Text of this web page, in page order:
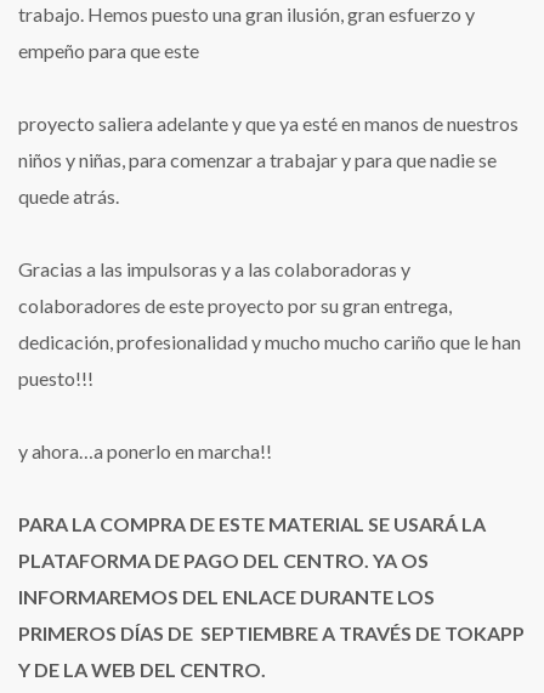
trabajo. Hemos puesto una gran ilusión, gran esfuerzo y
empeño para que este
proyecto saliera adelante y que ya esté en manos de nuestros
niños y niñas, para comenzar a trabajar y para que nadie se
quede atrás.
Gracias a las impulsoras y a las colaboradoras y
colaboradores de este proyecto por su gran entrega,
dedicación, profesionalidad y mucho mucho cariño que le han
puesto!!!
y ahora…a ponerlo en marcha!!
PARA LA COMPRA DE ESTE MATERIAL SE USARÁ LA
PLATAFORMA DE PAGO DEL CENTRO. YA OS
INFORMAREMOS DEL ENLACE DURANTE LOS
PRIMEROS DÍAS DE SEPTIEMBRE A TRAVÉS DE TOKAPP
Y DE LA WEB DEL CENTRO.